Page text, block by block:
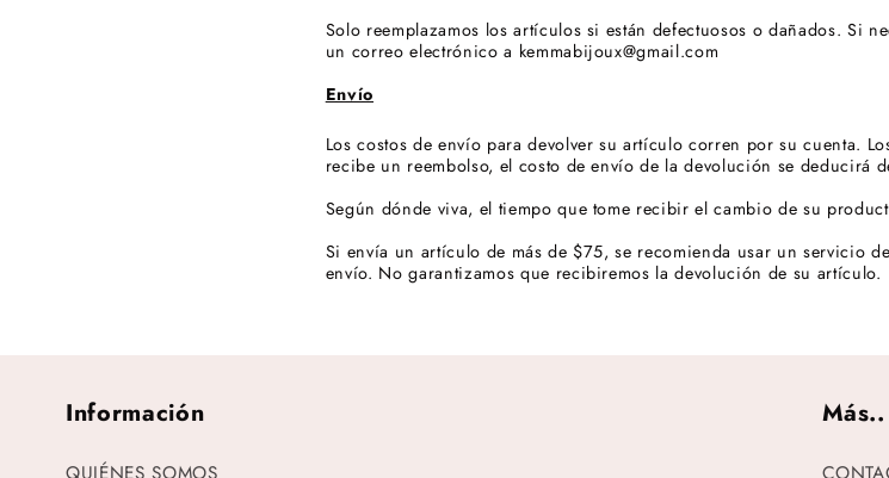
Solo reemplazamos los artículos si están defectuosos o dañados. Si
un correo electrónico a kemmabijoux@gmail.com
Envío
Los costos de envío para devolver su artículo corren por su cuenta.
recibe un reembolso, el costo de envío de la devolución se deducirá
Según dónde viva, el tiempo que tome recibir el cambio de su
Si envía un artículo de más de $75, se recomienda usar un servicio
envío. No garantizamos que recibiremos la devolución de su artículo.
Información Más..